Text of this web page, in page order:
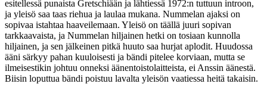
esitellessä punaista Gretschiään ja lähtiessä 1972:n tuttuun introon,
ja yleisö saa taas riehua ja laulaa mukana. Nummelan ajaksi on
sopivaa istahtaa haaveilemaan. Yleisö on täällä juuri sopivan
tarkkaavaista, ja Nummelan hiljainen hetki on tosiaan kunnolla
hiljainen, ja sen jälkeinen pitkä huuto saa hurjat aplodit. Huudossa
ääni särkyy pahan kuuloisesti ja bändi pitelee korviaan, mutta se
ilmeisestikin johtuu onneksi äänentoistolaitteista, ei Anssin äänestä.
Biisin loputtua bändi poistuu lavalta yleisön vaatiessa heitä takaisin.